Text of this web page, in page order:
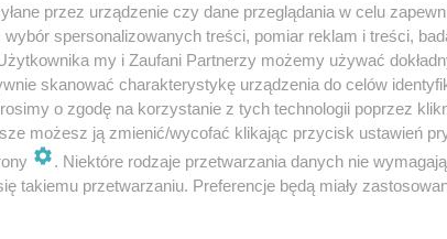
przez urządzenie czy dane przeglądania w celu
spersonalizowanych treści, pomiar reklam i treści,
my i Zaufani Partnerzy możemy używać
skanować charakterystykę urządzenia do celów
o zgodę na korzystanie z tych technologii poprzez
możesz ją zmienić/wycofać klikając przycisk ustawień
. Niektóre rodzaje przetwarzania danych nie
takiemu przetwarzaniu. Preferencje będą miały